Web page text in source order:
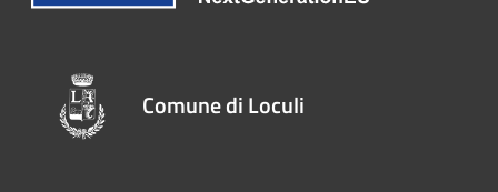
Comune di Loculi